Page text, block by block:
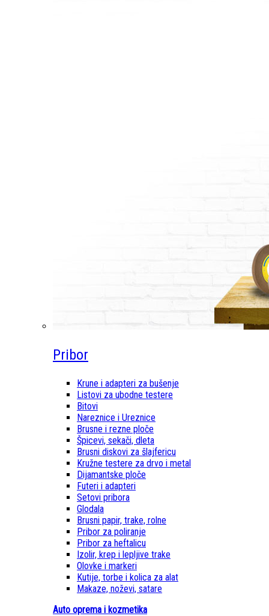
Pribor
Krune i adapteri za bušenje
Listovi za ubodne testere
Bitovi
Nareznice i Ureznice
Brusne i rezne ploče
Špicevi, sekači, dleta
Brusni diskovi za šlajfericu
Kružne testere za drvo i metal
Dijamantske ploče
Futeri i adapteri
Setovi pribora
Glodala
Brusni papir, trake, rolne
Pribor za poliranje
Pribor za heftalicu
Izolir, krep i lepljive trake
Olovke i markeri
Kutije, torbe i kolica za alat
Makaze, noževi, satare
Auto oprema i kozmetika